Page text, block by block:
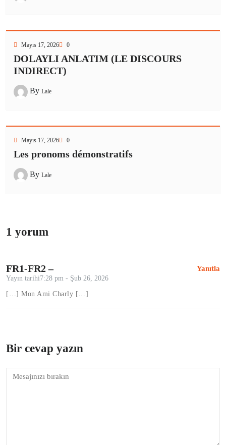
Mayıs 17, 2026 0
DOLAYLI ANLATIM (LE DISCOURS
INDIRECT)
By Lale
Mayıs 17, 2026 0
Les pronoms démonstratifs
By Lale
1 yorum
Yanıtla
FR1-FR2 –
Yayın tarihi7:28 pm - Şub 26, 2026
[…] Mon Ami Charly […]
Bir cevap yazın